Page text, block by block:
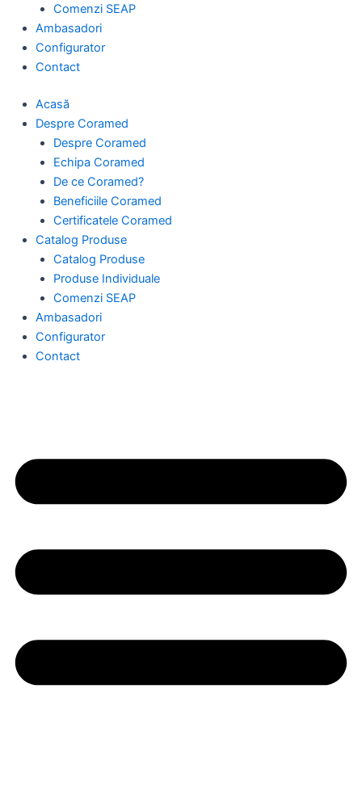
Comenzi SEAP
Ambasadori
Configurator
Contact
Acasă
Despre Coramed
Despre Coramed
Echipa Coramed
De ce Coramed?
Beneficiile Coramed
Certificatele Coramed
Catalog Produse
Catalog Produse
Produse Individuale
Comenzi SEAP
Ambasadori
Configurator
Contact